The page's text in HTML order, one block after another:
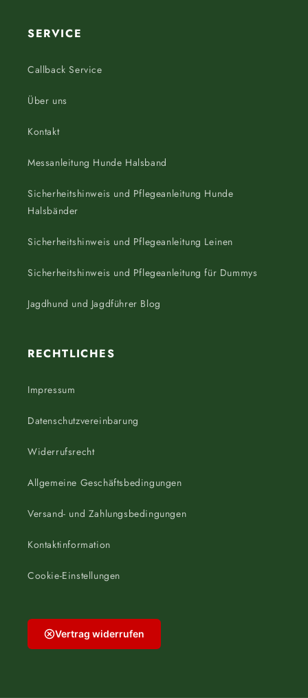
SERVICE
Callback Service
Über uns
Kontakt
Messanleitung Hunde Halsband
Sicherheitshinweis und Pflegeanleitung Hunde
Halsbänder
Sicherheitshinweis und Pflegeanleitung Leinen
Sicherheitshinweis und Pflegeanleitung für Dummys
Jagdhund und Jagdführer Blog
RECHTLICHES
Impressum
Datenschutzvereinbarung
Widerrufsrecht
Allgemeine Geschäftsbedingungen
Versand- und Zahlungsbedingungen
Kontaktinformation
Cookie-Einstellungen
Vertrag widerrufen